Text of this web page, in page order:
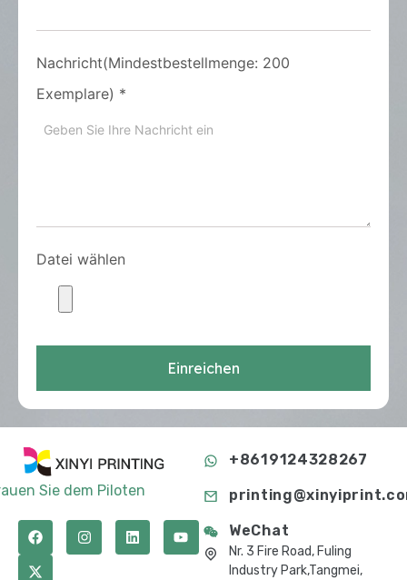
Nachricht(Mindestbestellmenge: 200
Exemplare) *
Datei wählen
Einreichen
Sie dem Piloten
+8619124328267
WeChat
Nr. 3 Fire Road, Fuling
Industry Park,Tangmei,